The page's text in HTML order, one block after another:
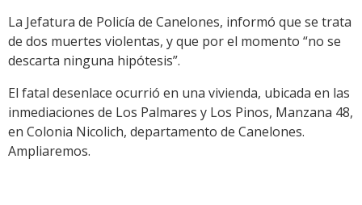
La Jefatura de Policía de Canelones, informó que se trata
de dos muertes violentas, y que por el momento “no se
descarta ninguna hipótesis”.
El fatal desenlace ocurrió en una vivienda, ubicada en las
inmediaciones de Los Palmares y Los Pinos, Manzana 48,
en Colonia Nicolich, departamento de Canelones.
Ampliaremos.